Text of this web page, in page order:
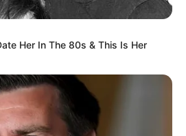
Her In The 80s & This Is Her